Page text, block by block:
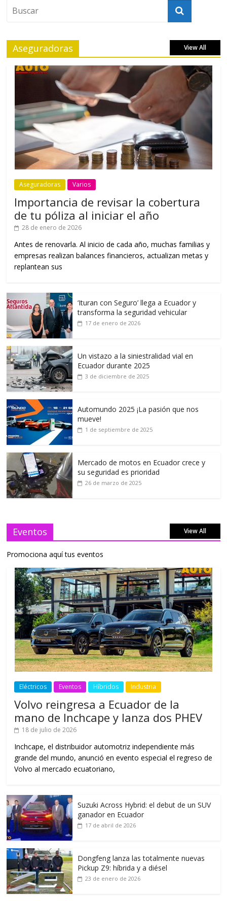
Aseguradoras View All
Aseguradoras Varios
Importancia de revisar la cobertura
de tu póliza al iniciar el año
28 de enero de 2026
Antes de renovarla. Al inicio de cada año, muchas familias y
empresas realizan balances financieros, actualizan metas y
replantean sus
‘Ituran con Seguro’ llega a Ecuador y
transforma la seguridad vehicular
17 de enero de 2026
Un vistazo a la siniestralidad vial en
Ecuador durante 2025
3 de diciembre de 2025
Automundo 2025 ¡La pasión que nos
mueve!
1 de septiembre de 2025
Mercado de motos en Ecuador crece y
su seguridad es prioridad
26 de marzo de 2025
Eventos View All
Promociona aquí tus eventos
Eléctricos Eventos Híbridos Industria
Volvo reingresa a Ecuador de la
mano de Inchcape y lanza dos PHEV
18 de julio de 2026
Inchcape, el distribuidor automotriz independiente más
grande del mundo, anunció en evento especial el regreso de
Volvo al mercado ecuatoriano,
Suzuki Across Hybrid: el debut de un SUV
ganador en Ecuador
17 de abril de 2026
Dongfeng lanza las totalmente nuevas
Pickup Z9: híbrida y a diésel
23 de enero de 2026